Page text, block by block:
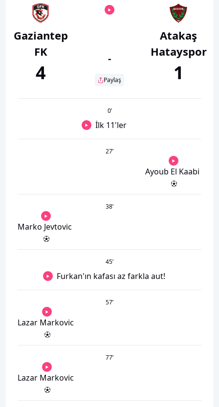
Gaziantep
FK
4
-
Paylaş
Atakaş
Hatayspor
1
0’
İlk 11'ler
27’
Ayoub El Kaabi
38’
Marko Jevtovic
45’
Furkan'ın kafası az farkla aut!
57’
Lazar Markovic
77’
Lazar Markovic